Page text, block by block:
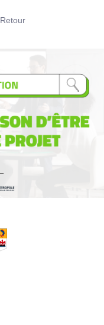
Retour